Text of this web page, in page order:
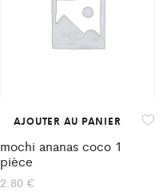
AJOUTER AU PANIER
mochi ananas coco 1
pièce
2.80 €